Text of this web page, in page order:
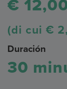
€
(di cui €
Duración
30